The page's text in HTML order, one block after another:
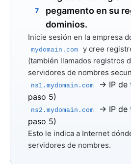
7
pegamento en su
dominios.
Inicie sesión en la empresa
mydomain.com y cree
(también llamados registros
servidores de nombres
ns1.mydomain.com
→ IP de
paso 5)
ns2.mydomain.com
→ IP de
paso 5)
Esto le indica a Internet
servidores de nombres.